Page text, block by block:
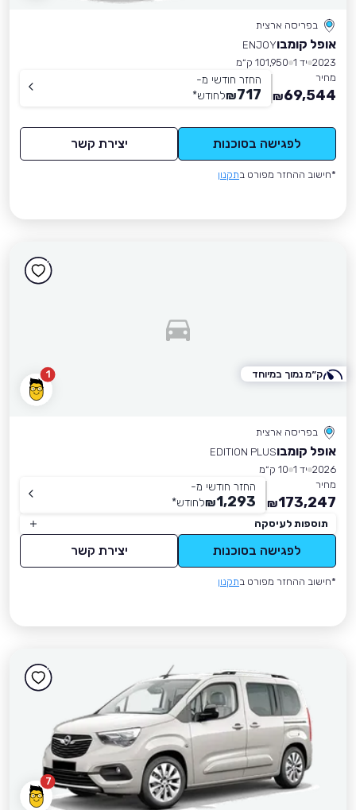
בפריסה ארצית
אופל קומבוENJOY
2023 יד 1
101,950 ק״מ
מחיר
69,544
₪
החזר חודשי מ-
717
₪לחודש*
לפגישה בסוכנות יצירת קשר
*חישוב ההחזר מפורט בתקנון
1
בפריסה ארצית
אופל קומבוEDITION PLUS
2026 יד 1
10 ק״מ
מחיר
173,247
₪
החזר חודשי מ-
1,293
₪לחודש*
תוספות לעיסקה
לפגישה בסוכנות יצירת קשר
*חישוב ההחזר מפורט בתקנון
ק״מ נמוך במיוחד
7